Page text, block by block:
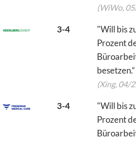
(WiWo,
3-4
"Will bis
Prozent
besetzen.“
(Xing, 04/
3-4
"Will bis
Prozent